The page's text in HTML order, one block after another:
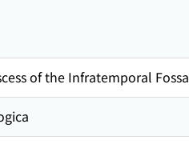
of the Infratemporal Fossa